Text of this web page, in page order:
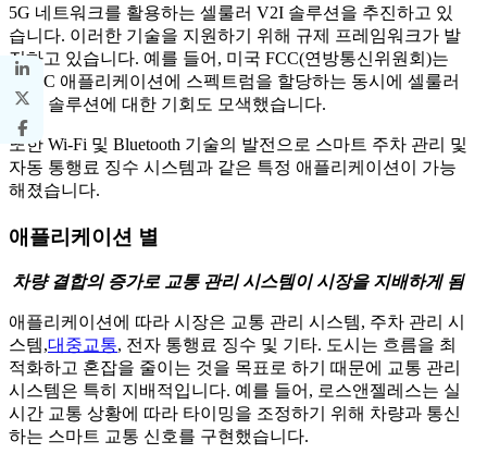
5G 네트워크를 활용하는 셀룰러 V2I 솔루션을 추진하고 있
습니다. 이러한 기술을 지원하기 위해 규제 프레임워크가 발
전하고 있습니다. 예를 들어, 미국 FCC(연방통신위원회)는
DSRC 애플리케이션에 스펙트럼을 할당하는 동시에 셀룰러
기반 솔루션에 대한 기회도 모색했습니다.
또한 Wi-Fi 및 Bluetooth 기술의 발전으로 스마트 주차 관리 및
자동 통행료 징수 시스템과 같은 특정 애플리케이션이 가능
해졌습니다.
애플리케이션 별
차량 결합의 증가로 교통 관리 시스템이 시장을 지배하게 됨
애플리케이션에 따라 시장은 교통 관리 시스템, 주차 관리 시
스템,대중교통, 전자 통행료 징수 및 기타. 도시는 흐름을 최
적화하고 혼잡을 줄이는 것을 목표로 하기 때문에 교통 관리
시스템은 특히 지배적입니다. 예를 들어, 로스앤젤레스는 실
시간 교통 상황에 따라 타이밍을 조정하기 위해 차량과 통신
하는 스마트 교통 신호를 구현했습니다.